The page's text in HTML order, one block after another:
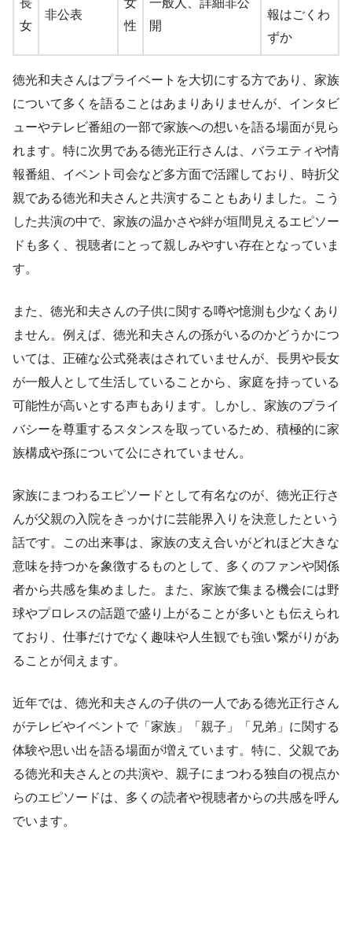
女
非公表
性
開
報はごくわ
ずか
徳光和夫さんはプライベートを大切にする方であり、家族
について多くを語ることはあまりありませんが、インタビ
ューやテレビ番組の一部で家族への想いを語る場面が見ら
れます。特に次男である徳光正行さんは、バラエティや情
報番組、イベント司会など多方面で活躍しており、時折父
親である徳光和夫さんと共演することもありました。こう
した共演の中で、家族の温かさや絆が垣間見えるエピソー
ドも多く、視聴者にとって親しみやすい存在となっていま
す。
また、徳光和夫さんの子供に関する噂や憶測も少なくあり
ません。例えば、徳光和夫さんの孫がいるのかどうかにつ
いては、正確な公式発表はされていませんが、長男や長女
が一般人として生活していることから、家庭を持っている
可能性が高いとする声もあります。しかし、家族のプライ
バシーを尊重するスタンスを取っているため、積極的に家
族構成や孫について公にされていません。
家族にまつわるエピソードとして有名なのが、徳光正行さ
んが父親の入院をきっかけに芸能界入りを決意したという
話です。この出来事は、家族の支え合いがどれほど大きな
意味を持つかを象徴するものとして、多くのファンや関係
者から共感を集めました。また、家族で集まる機会には野
球やプロレスの話題で盛り上がることが多いとも伝えられ
ており、仕事だけでなく趣味や人生観でも強い繋がりがあ
ることが伺えます。
近年では、徳光和夫さんの子供の一人である徳光正行さん
がテレビやイベントで「家族」「親子」「兄弟」に関する
体験や思い出を語る場面が増えています。特に、父親であ
る徳光和夫さんとの共演や、親子にまつわる独自の視点か
らのエピソードは、多くの読者や視聴者からの共感を呼ん
でいます。